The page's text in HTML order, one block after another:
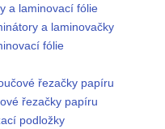
a laminovací fólie
a laminovačky
fólie
řezačky papíru
řezačky papíru
podložky